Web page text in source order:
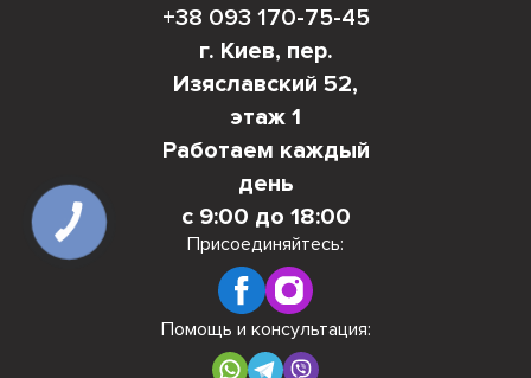
+38 093 170-75-45
г. Киев, пер.
Изяславский 52,
этаж 1
Работаем каждый
день
с 9:00 до 18:00
Присоединяйтесь:
Помощь и консультация:
КНОПКА
СВЯЗИ